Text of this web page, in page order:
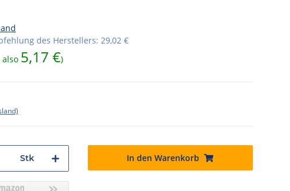
des Herstellers: 29,02 €
also 5,17 €)
Stk In den Warenkorb